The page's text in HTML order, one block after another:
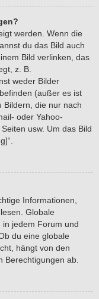
werden. Wenn die
du das Bild auch
Bild verlinken, das
z. B.
weder Bilder
(außer es ist
Bildern, die nur nach
oder Yahoo-
usw. Um das Bild
Informationen,
Globale
jedem Forum und
du eine globale
hängt von den
Berechtigungen ab.